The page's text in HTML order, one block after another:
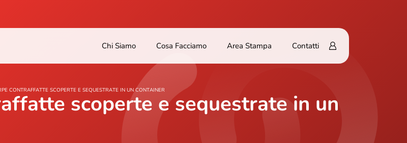
Chi Siamo Cosa Facciamo Area Stampa Contatti
CONTRAFFATTE SCOPERTE E SEQUESTRATE IN UN CONTAINER
scoperte e sequestrate in un